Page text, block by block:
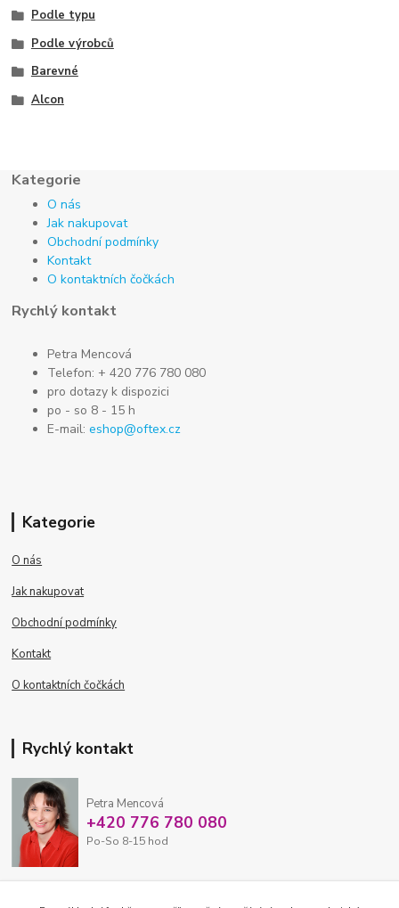
Podle typu
Podle výrobců
Barevné
Alcon
Kategorie
O nás
Jak nakupovat
Obchodní podmínky
Kontakt
O kontaktních čočkách
Rychlý kontakt
Petra Mencová
Telefon: + 420 776 780 080
pro dotazy k dispozici
po - so 8 - 15 h
E-mail:eshop@oftex.cz
Kategorie
O nás
Jak nakupovat
Obchodní podmínky
Kontakt
O kontaktních čočkách
Rychlý kontakt
Petra Mencová
+420 776 780 080
Po-So 8-15 hod